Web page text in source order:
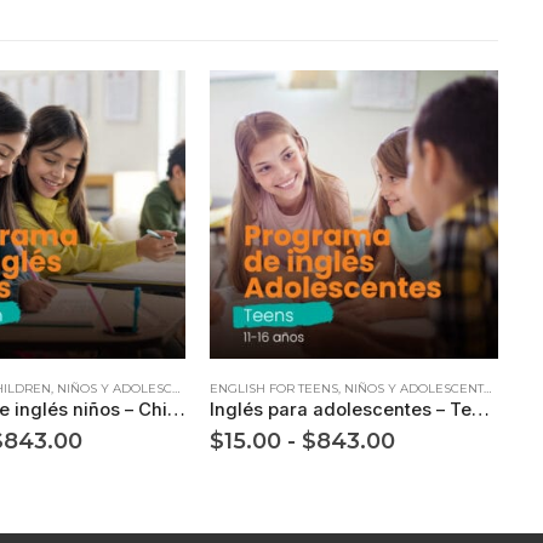
, NIÑOS Y ADOLESCENTES
Programa de inglés niños – Children (7 a 10 años)
843.00Rango
$15.00
Este producto tiene múltiples variantes. Las opciones se pueden elegir en la página de producto
ENGLISH FOR TEENS, NIÑOS Y ADOLESCENTES
Inglés para adolescentes – Teens (11 a 16 años)
$15.00 - $843.00Rango
$15.00